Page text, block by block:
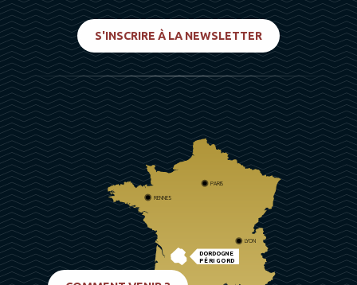
S'INSCRIRE À LA NEWSLETTER
DORDOGNE
PÉRIGORD
PARIS
RENNES
LYON